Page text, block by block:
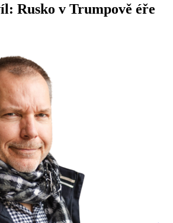
Rusko v Trumpově éře